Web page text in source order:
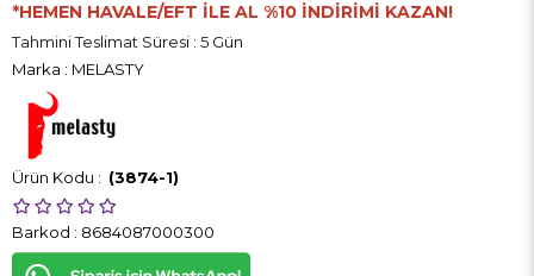
*HEMEN HAVALE/EFT İLE AL %10 İNDİRİMİ KAZAN!
Tahmini Teslimat Süresi : 5 Gün
Marka : MELASTY
(3874-1)
Barkod : 8684087000300